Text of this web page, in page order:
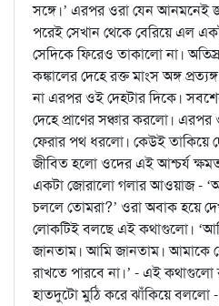
সঙ্গে।’ এরপর ওরা যেন আনমনেই
পরেই সেখান থেকে বেরিয়ে এল
সেদিকে ফিরেও তাকালো না।
কঙ্কালের দেহে রক্ত মাংস অঙ্গ
না এরপর ওই দেহটার দিকে।
দেহে প্রাণের সঞ্চার করলো।
ফেরার পথ ধরলো। কেউই তাকিয়ে
জীবিত হলো ওদের এই আশ্চর্য
একটা জোরালো গলার আওয়াজ -
চললে তোমরা?’ ওরা অবাক হয়ে
লোকটিই বলছে এই কথাগুলো।
জানতাম। আমি জানতাম। আমাকে
রাখতে পারবে না।’ - এই
হাতদুটো মুঠি করে ঝাঁকিয়ে বললো -